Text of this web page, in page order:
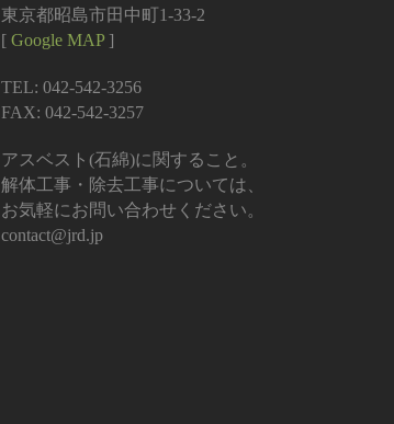
東京都昭島市田中町1-33-2
[Google MAP]
TEL: 042-542-3256
FAX: 042-542-3257
アスベスト(石綿)に関すること。
解体工事・除去工事については、
お気軽にお問い合わせください。
contact@jrd.jp